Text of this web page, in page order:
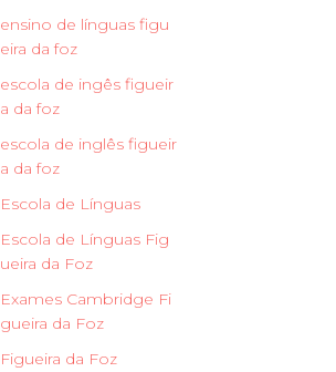
ensino de línguas figu
eira da foz
escola de ingês figueir
a da foz
escola de inglês figueir
a da foz
Escola de Línguas
Escola de Línguas Fig
ueira da Foz
Exames Cambridge Fi
gueira da Foz
Figueira da Foz